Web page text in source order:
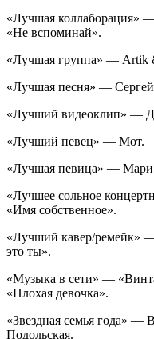
«Лучшая
«Не вспоминай».
«Лучшая группа» — Artik
«Лучшая песня» —
«Лучший видеоклип» —
«Лучший певец» — Мот.
«Лучшая певица» — Мари
«Лучшее сольное
«Имя собственное».
«Лучший кавер/ремейк»
это ты».
«Музыка в сети» —
«Плохая девочка».
«Звездная семья года» —
Подольская.